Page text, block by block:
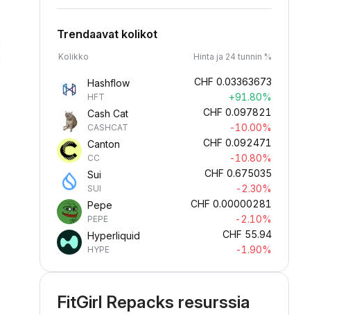
Trendaavat kolikot
Kolikko Hinta ja 24 tunnin %
Hashflow
HFT
CHF 0.03363673
+91.80%
Cash Cat
CASHCAT
CHF 0.097821
-10.00%
Canton
CC
CHF 0.092471
-10.80%
Sui
SUI
CHF 0.675035
-2.30%
Pepe
PEPE
CHF 0.00000281
-2.10%
Hyperliquid
HYPE
CHF 55.94
-1.90%
FitGirl Repacks resurssia